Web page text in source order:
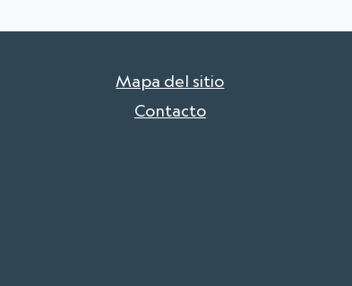
Mapa del sitio
Contacto